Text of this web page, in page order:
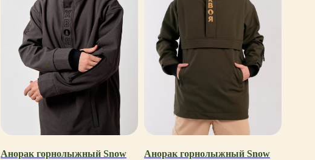
Анорак горнолыжный Snow
Анорак горнолыжный Snow